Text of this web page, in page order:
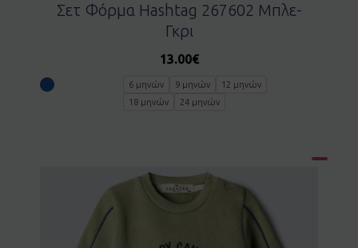
Σετ Φόρμα Hashtag 267602 Μπλε-
Γκρι
13.00€
6 μηνών 9 μηνών
12 μηνών
18 μηνών
24 μηνών